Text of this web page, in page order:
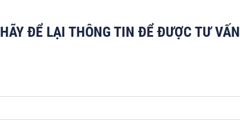
HÃY ĐỂ LẠI THÔNG TIN ĐỂ ĐƯỢC TƯ VẤN